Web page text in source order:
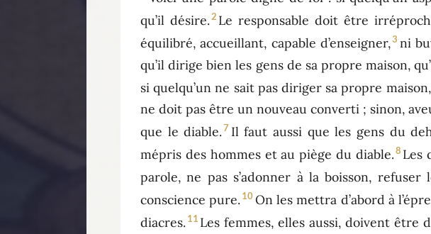
qu’il désire.2 Le responsable doit être
équilibré, accueillant, capable d’enseigner, 3 ni
qu’il dirige bien les gens de sa propre maison,
si quelqu’un ne sait pas diriger sa propre
ne doit pas être un nouveau converti ; sinon,
que le diable. 7 Il faut aussi que les gens du
mépris des hommes et au piège du diable.8 Les
parole, ne pas s’adonner à la boisson, refuser
conscience pure. 10On les mettra d’abord à
diacres. 11 Les femmes, elles aussi, doivent être